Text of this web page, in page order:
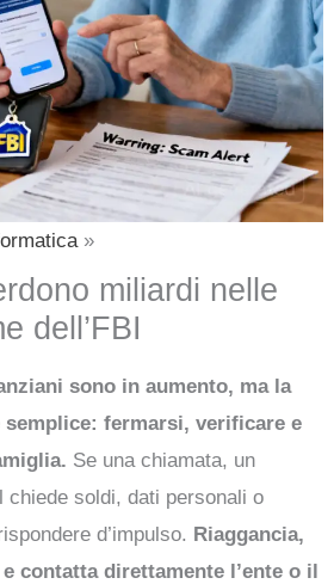
miliardi nelle
dell’FBI
sono in aumento, ma la
fermarsi, verificare e
Se una chiamata, un
chiede soldi, dati personali o
d’impulso. Riaggancia,
contatta direttamente l’ente o il